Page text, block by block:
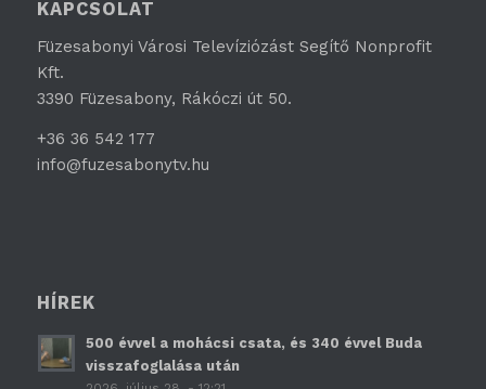
KAPCSOLAT
Füzesabonyi Városi Televíziózást Segítő Nonprofit
Kft.
3390 Füzesabony, Rákóczi út 50.
+36 36 542 177
info@fuzesabonytv.hu
HÍREK
500 évvel a mohácsi csata, és 340 évvel Buda
visszafoglalása után